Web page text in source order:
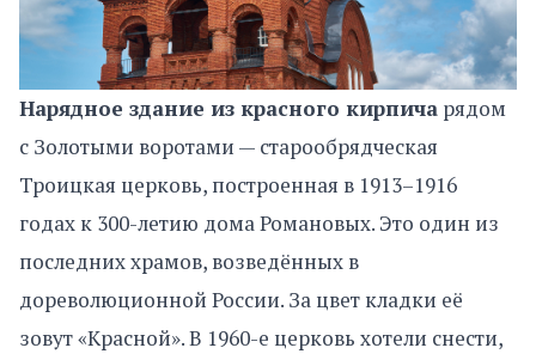
Нарядное здание из красного кирпича рядом
с Золотыми воротами — старообрядческая
Троицкая церковь, построенная в 1913–1916
годах к 300-летию дома Романовых. Это один из
последних храмов, возведённых в
дореволюционной России. За цвет кладки её
зовут «Красной». В 1960-е церковь хотели снести,